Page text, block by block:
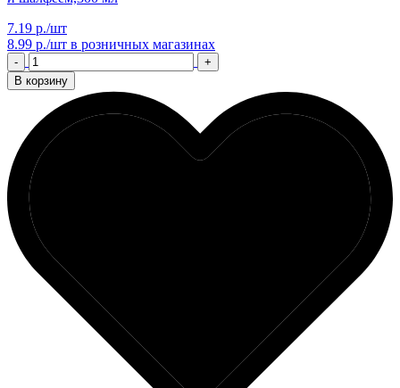
7.19 р./шт
8.99 р./шт в розничных магазинах
-
+
В корзину